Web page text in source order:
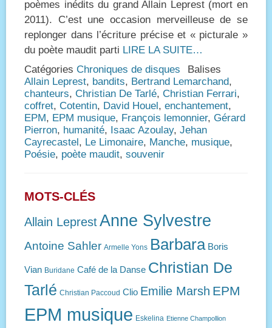
poèmes inédits du grand Allain Leprest (mort en
2011). C’est une occasion merveilleuse de se
replonger dans l’écriture précise et « picturale »
du poète maudit parti LIRE LA SUITE…
Catégories Chroniques de disques
Balises
Allain Leprest, bandits, Bertrand Lemarchand,
chanteurs, Christian De Tarlé, Christian Ferrari,
coffret, Cotentin, David Houel, enchantement,
EPM, EPM musique, François lemonnier, Gérard
Pierron, humanité, Isaac Azoulay, Jehan
Cayrecastel, Le Limonaire, Manche, musique,
Poésie, poète maudit, souvenir
MOTS-CLÉS
Allain LeprestAnne Sylvestre
Antoine Sahler Armelle Yons Barbara Boris
Vian Buridane Café de la Danse Christian De
Tarlé Christian Paccoud Clio Emilie Marsh EPM
EPM musique Eskelina Etienne Champollion